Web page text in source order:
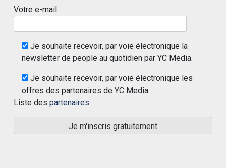
Votre e-mail
Je souhaite recevoir, par voie électronique la
newsletter de people au quotidien par YC Media.
Je souhaite recevoir, par voie électronique les
offres des partenaires de YC Media
Liste des partenaires